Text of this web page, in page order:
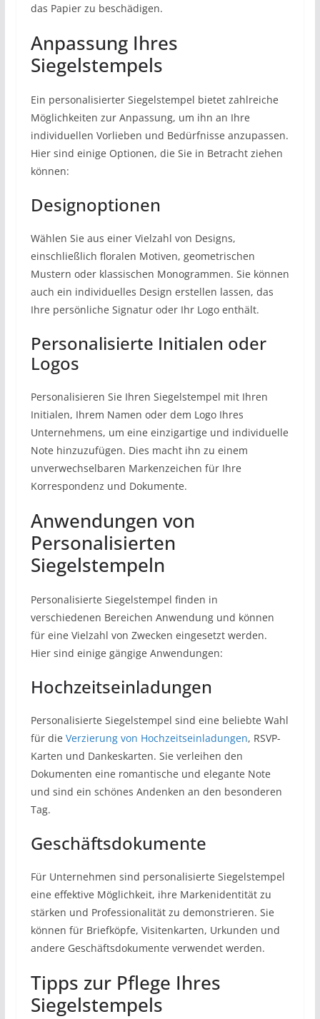
das Papier zu beschädigen.
Anpassung Ihres
Siegelstempels
Ein personalisierter Siegelstempel bietet zahlreiche
Möglichkeiten zur Anpassung, um ihn an Ihre
individuellen Vorlieben und Bedürfnisse anzupassen.
Hier sind einige Optionen, die Sie in Betracht ziehen
können:
Designoptionen
Wählen Sie aus einer Vielzahl von Designs,
einschließlich floralen Motiven, geometrischen
Mustern oder klassischen Monogrammen. Sie können
auch ein individuelles Design erstellen lassen, das
Ihre persönliche Signatur oder Ihr Logo enthält.
Personalisierte Initialen oder
Logos
Personalisieren Sie Ihren Siegelstempel mit Ihren
Initialen, Ihrem Namen oder dem Logo Ihres
Unternehmens, um eine einzigartige und individuelle
Note hinzuzufügen. Dies macht ihn zu einem
unverwechselbaren Markenzeichen für Ihre
Korrespondenz und Dokumente.
Anwendungen von
Personalisierten
Siegelstempeln
Personalisierte Siegelstempel finden in
verschiedenen Bereichen Anwendung und können
für eine Vielzahl von Zwecken eingesetzt werden.
Hier sind einige gängige Anwendungen:
Hochzeitseinladungen
Personalisierte Siegelstempel sind eine beliebte Wahl
für die Verzierung von Hochzeitseinladungen, RSVP-
Karten und Dankeskarten. Sie verleihen den
Dokumenten eine romantische und elegante Note
und sind ein schönes Andenken an den besonderen
Tag.
Geschäftsdokumente
Für Unternehmen sind personalisierte Siegelstempel
eine effektive Möglichkeit, ihre Markenidentität zu
stärken und Professionalität zu demonstrieren. Sie
können für Briefköpfe, Visitenkarten, Urkunden und
andere Geschäftsdokumente verwendet werden.
Tipps zur Pflege Ihres
Siegelstempels